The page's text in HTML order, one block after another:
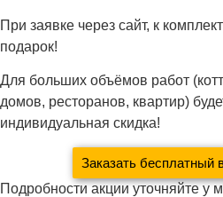
При заявке через сайт, к
подарок!
Для больших объёмов работ
домов, ресторанов, квартир)
индивидуальная скидка!
Заказать бесплатный
Подробности акции уточняйте у